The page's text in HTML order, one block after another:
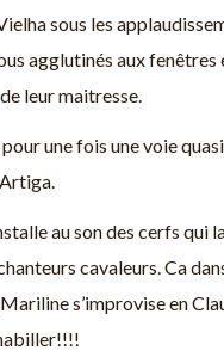
sous les
agglutinés aux
leur maitresse.
une fois une voie
au son des cerfs qui
cavaleurs. Ca
s’improvise en